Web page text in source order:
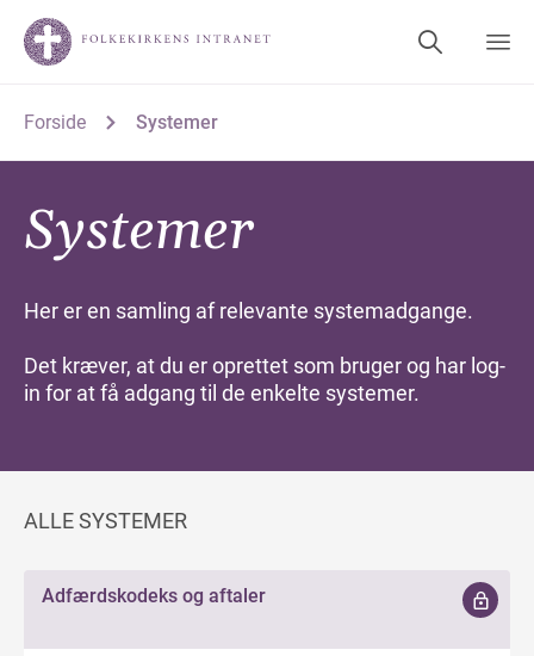
Forside Systemer
Systemer
Her er en samling af relevante systemadgange.
Det kræver, at du er oprettet som bruger og har log-
in for at få adgang til de enkelte systemer.
ALLE SYSTEMER
Adfærdskodeks og aftaler